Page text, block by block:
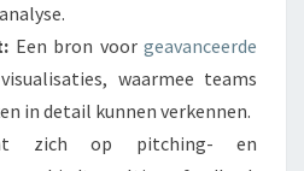
Een bron voorgeavanceerde
waarmee teams
in detail kunnen verkennen.
zich op pitching- en